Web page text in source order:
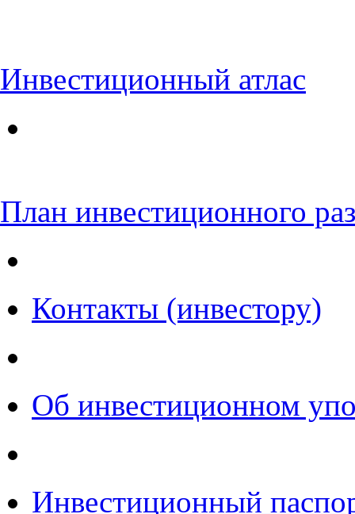
Инвестиционный атлас
План инвестиционного
Контакты (инвестору)
Об инвестиционном
Инвестиционный